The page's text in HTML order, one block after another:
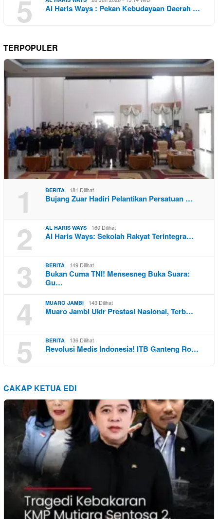
5 Al Haris Ways : Pekan Kebudayaan Daerah …
TERPOPULER
1 BERITA 181 Dilihat
Bujang Zuar Hadiri Pelantikan Persatuan …
2 AL HARIS WAYS 160 Dilihat
Al Haris Ways: Sekolah Rakyat Terintegra…
3 BERITA 149 Dilihat
Bukan Cuma TNI! Mensesneg Buka Suara:
Gu…
4 MUARO JAMBI 143 Dilihat
Muaro Jambi Ukir Prestasi Nasional, Terb…
5 BERITA 136 Dilihat
Revolusi Medis Indonesia! ITB Ganteng Ro…
CAKAP KETUA EDI